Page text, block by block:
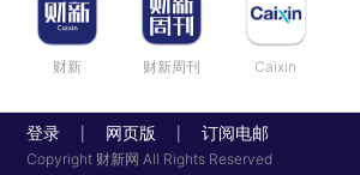
财新 财新周刊 Caixin
登录 网页版 订阅电邮
Copyright 财新网 All Rights Reserved